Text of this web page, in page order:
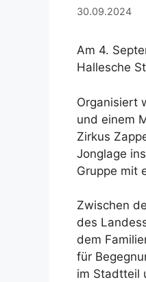
30.09.2024
Am 4.
Hallesche
Organisiert
und einem
Zirkus
Jonglage
Gruppe mit
Zwischen
des
dem
für
im Stadtteil